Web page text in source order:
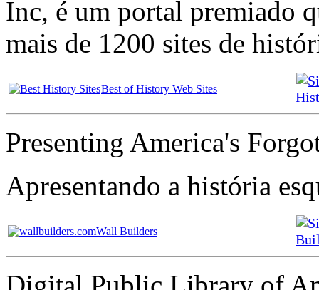
Inc, é um portal premiado
mais de 1200 sites de
Best of History Web Sites
Presenting America's
Apresentando a história
Wall Builders